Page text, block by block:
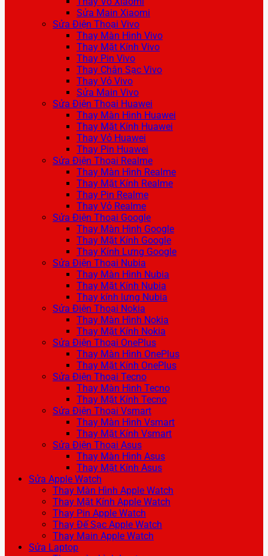
Sửa Main Xiaomi
Sửa Điện Thoại Vivo
Thay Màn Hình Vivo
Thay Mặt Kính Vivo
Thay Pin Vivo
Thay Chân Sạc Vivo
Thay Vỏ Vivo
Sửa Main Vivo
Sửa Điện Thoại Huawei
Thay Màn Hình Huawei
Thay Mặt Kính Huawei
Thay Vỏ Huawei
Thay Pin Huawei
Sửa Điện Thoại Realme
Thay Màn Hình Realme
Thay Mặt Kính Realme
Thay Pin Realme
Thay Vỏ Realme
Sửa Điện Thoại Google
Thay Màn Hình Google
Thay Mặt Kính Google
Thay Kính Lưng Google
Sửa Điện Thoại Nubia
Thay Màn Hình Nubia
Thay Mặt Kính Nubia
Thay kính lưng Nubia
Sửa Điện Thoại Nokia
Thay Màn Hình Nokia
Thay Mặt Kính Nokia
Sửa Điện Thoại OnePlus
Thay Màn Hình OnePlus
Thay Mặt Kính OnePlus
Sửa Điện Thoại Tecno
Thay Màn Hình Tecno
Thay Mặt Kính Tecno
Sửa Điện Thoại Vsmart
Thay Màn Hình Vsmart
Thay Mặt Kính Vsmart
Sửa Điện Thoại Asus
Thay Màn Hình Asus
Thay Mặt Kính Asus
Sửa Apple Watch
Thay Màn Hình Apple Watch
Thay Mặt Kính Apple Watch
Thay Pin Apple Watch
Thay Đế Sạc Apple Watch
Thay Main Apple Watch
Sửa Laptop